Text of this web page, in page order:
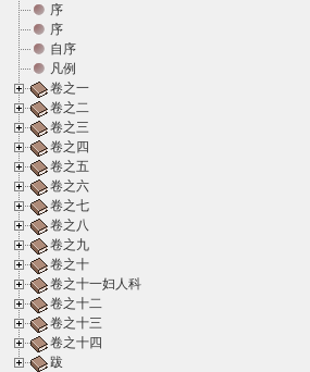
序
序
自序
凡例
卷之一
卷之二
卷之三
卷之四
卷之五
卷之六
卷之七
卷之八
卷之九
卷之十
卷之十一妇人科
卷之十二
卷之十三
卷之十四
跋